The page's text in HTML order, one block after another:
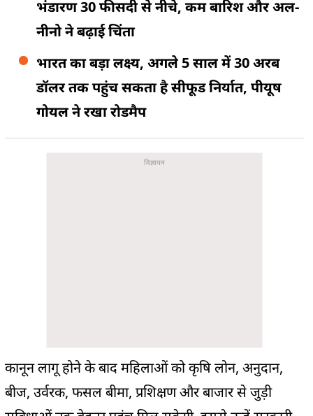
भंडारण 30 फीसदी से नीचे, कम बारिश और अल-
नीनो ने बढ़ाई चिंता
भारत का बड़ा लक्ष्य, अगले 5 साल में 30 अरब
डॉलर तक पहुंच सकता है सीफूड निर्यात, पीयूष
गोयल ने रखा रोडमैप
कानून लागू होने के बाद महिलाओं को कृषि लोन, अनुदान,
बीज, उर्वरक, फसल बीमा, प्रशिक्षण और बाजार से जुड़ी